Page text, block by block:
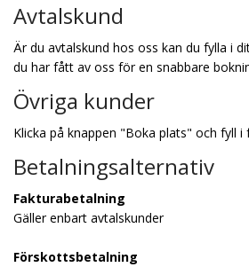
Avtalskund
Är du avtalskund hos oss kan du fylla i
du har fått av oss för en snabbare
Övriga kunder
Klicka på knappen "Boka plats" och fyll i
Betalningsalternativ
Fakturabetalning
Gäller enbart avtalskunder
Förskottsbetalning